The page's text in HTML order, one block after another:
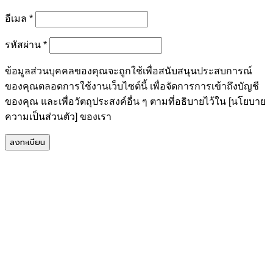
อีเมล *ต้องการ
รหัสผ่าน *ต้องการ
ข้อมูลส่วนบุคคลของคุณจะถูกใช้เพื่อสนับสนุนประสบการณ์
ของคุณตลอดการใช้งานเว็บไซต์นี้ เพื่อจัดการการเข้าถึงบัญชี
ของคุณ และเพื่อวัตถุประสงค์อื่น ๆ ตามที่อธิบายไว้ใน [นโยบาย
ความเป็นส่วนตัว] ของเรา
ลงทะเบียน